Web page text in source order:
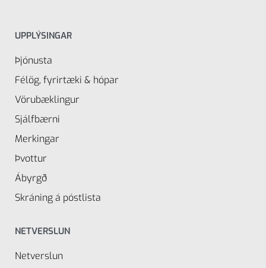
UPPLÝSINGAR
Þjónusta
Félög, fyrirtæki & hópar
Vörubæklingur
Sjálfbærni
Merkingar
Þvottur
Ábyrgð
Skráning á póstlista
NETVERSLUN
Netverslun